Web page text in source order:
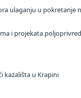
ulaganju u pokretanje
i projekata
kazališta u Krapini